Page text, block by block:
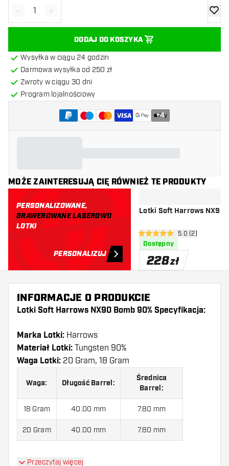
Zmniejsz ilość
- Zwiększ ilość
+
DODAJ DO KOSZYKA
Wysyłka w ciągu 24 godzin
Darmowa wysyłka od 250 zł
Zwroty w ciągu 30 dni
Program lojalnościowy
+4
MOŻE ZAINTERESUJĄ CIĘ RÓWNIEŻ TE PRODUKTY
PERSONALIZOWANE,
GRAWEROWANE LASEROWO
LOTKI
PERSONALIZUJ
Lotki Soft Harrows NX90
otwórz panel
5 gwiazdki oceny5.0 (2)
Dostępny
228zł
INFORMACJE O PRODUKCIE
Lotki Soft Harrows NX90 Bomb 90% Specyfikacja:
Marka Lotki: Harrows
Materiał Lotki: Tungsten 90%
Waga Lotki: 20 Gram, 18 Gram
Waga: Długość Barrel:
Średnica
Barrel:
18 Gram 40.00 mm 7.80 mm
20 Gram 40.00 mm 7.80 mm
Przeczytaj więcej